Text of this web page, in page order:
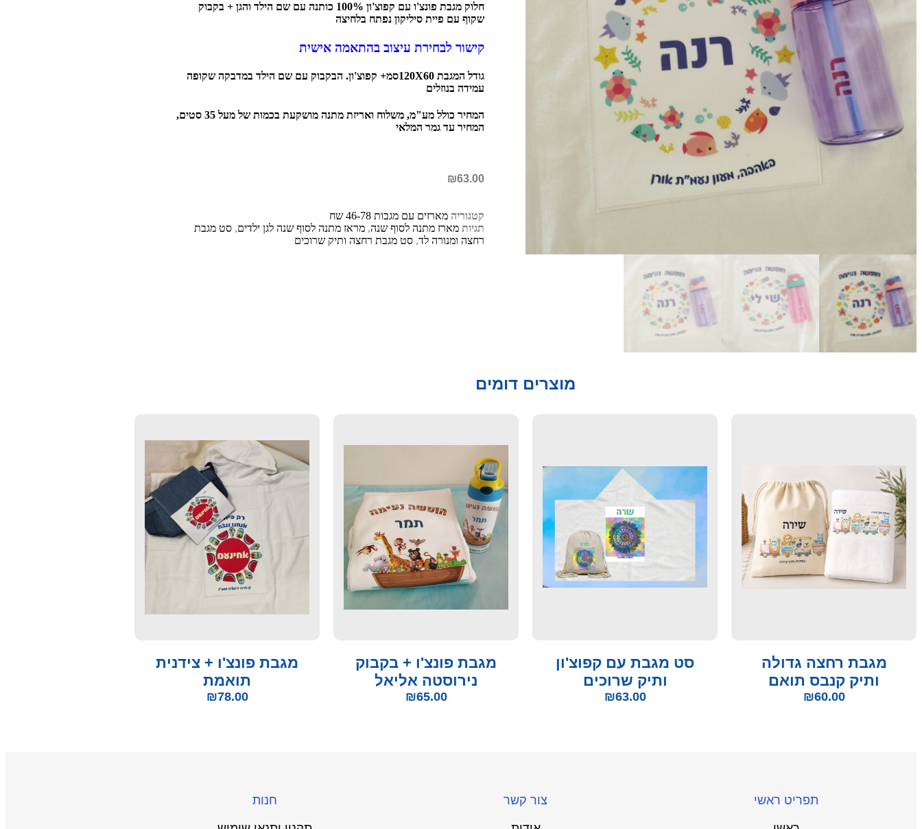
חלוק מגבת פונצ'ו עם קפוצ'ון 100% כותנה עם שם הילד והגן + בקבוק
שקוף עם פיית סיליקון נפתח בלחיצה
קישור לבחירת עיצוב בהתאמה אישית
גודל המגבת 120X60סמ+ קפוצ'ון. הבקבוק עם שם הילד במדבקה שקופה
עמידה בנוזלים
המחיר כולל מע"מ, משלוח ואריזת מתנה מושקעת בכמות של מעל 35 סטים,
המחיר עד גמר המלאי
₪63.00
קטגוריה מארזים עם מגבות 46-78 שח
תגיות מארז מתנה לסוף שנה, מראז מתנה לסוף שנה לגן ילדים, סט מגבת
רחצה ומנורה לד, סט מגבת רחצה ותיק שרוכים
מוצרים דומים
מגבת רחצה גדולה
ותיק קנבס תואם
₪60.00
סט מגבת עם קפוצ'ון
ותיק שרוכים
₪63.00
מגבת פונצ'ו + בקבוק
נירוסטה אליאל
₪65.00
מגבת פונצ'ו + צידנית
תואמת
₪78.00
תפריט ראשי צור קשר חנות